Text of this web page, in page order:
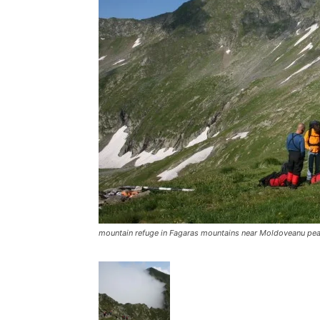
mountain refuge in Fagaras mountains near Moldoveanu